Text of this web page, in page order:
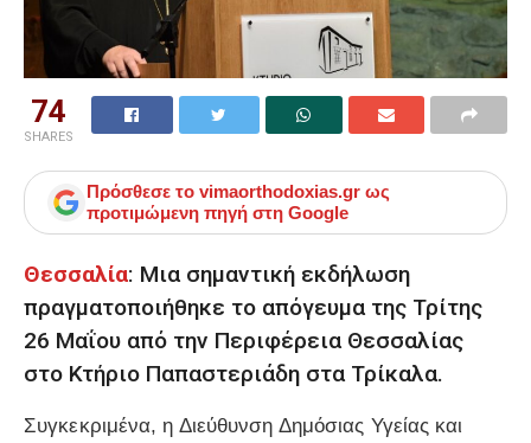
74
SHARES
Πρόσθεσε το vimaorthodoxias.gr ως
προτιμώμενη πηγή στη Google
Θεσσαλία: Μια σημαντική εκδήλωση
πραγματοποιήθηκε το απόγευμα της Τρίτης
26 Μαΐου από την Περιφέρεια Θεσσαλίας
στο Κτήριο Παπαστεριάδη στα Τρίκαλα.
Συγκεκριμένα, η Διεύθυνση Δημόσιας Υγείας και